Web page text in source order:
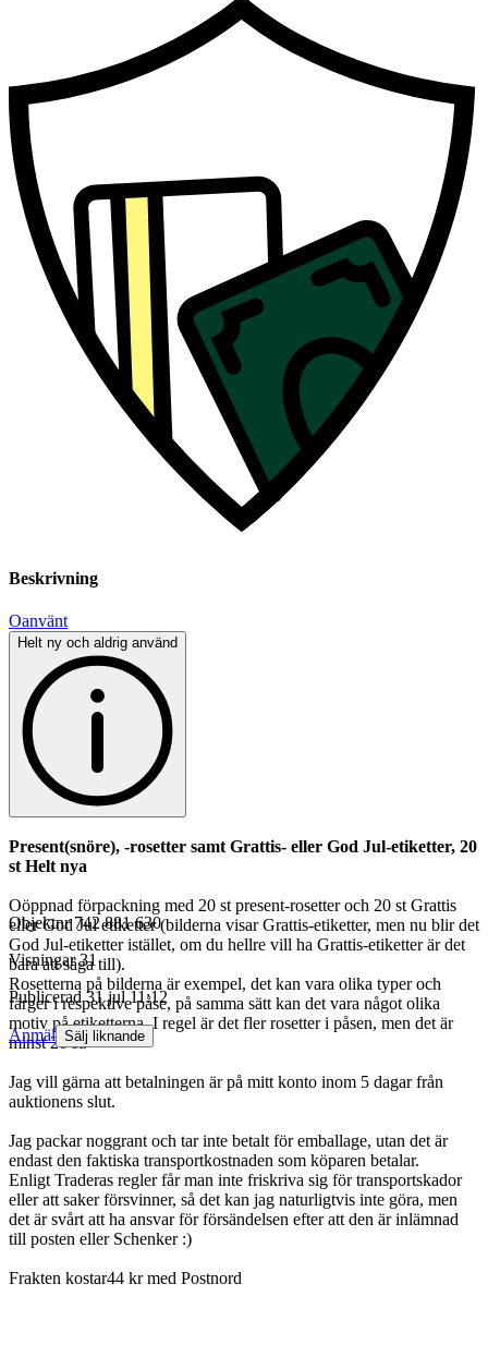
Beskrivning
Oanvänt
Helt ny och aldrig använd
Present(snöre), -rosetter samt Grattis- eller God Jul-etiketter, 20
st Helt nya
Oöppnad förpackning med 20 st present-rosetter och 20 st Grattis
eller God Jul etiketter (bilderna visar Grattis-etiketter, men nu blir det
God Jul-etiketter istället, om du hellre vill ha Grattis-etiketter är det
bara att säga till).
Rosetterna på bilderna är exempel, det kan vara olika typer och
färger i respektive påse, på samma sätt kan det vara något olika
motiv på etiketterna. I regel är det fler rosetter i påsen, men det är
minst 20 st.
Jag vill gärna att betalningen är på mitt konto inom 5 dagar från
auktionens slut.
Jag packar noggrant och tar inte betalt för emballage, utan det är
endast den faktiska transportkostnaden som köparen betalar.
Enligt Traderas regler får man inte friskriva sig för transportskador
eller att saker försvinner, så det kan jag naturligtvis inte göra, men
det är svårt att ha ansvar för försändelsen efter att den är inlämnad
till posten eller Schenker :)
Frakten kostar44 kr med Postnord
Objektnr 742 881 630
Visningar 31
Publicerad 31 jul 11:12
Anmäl Sälj liknande